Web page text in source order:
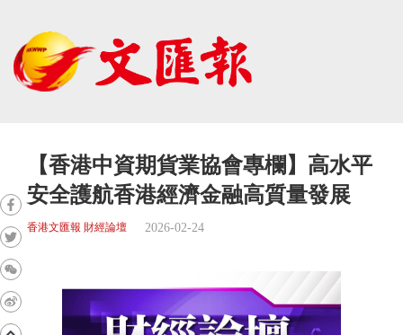
【香港中資期貨業協會專欄】高水平
安全護航香港經濟金融高質量發展
香港文匯報 財經論壇 2026-02-24